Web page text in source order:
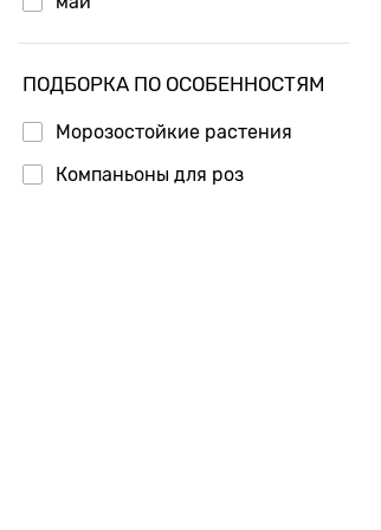
июнь
июль
ПОДБОРКА ПО ОСОБЕННОСТЯМ
Морозостойкие растения
Компаньоны для роз